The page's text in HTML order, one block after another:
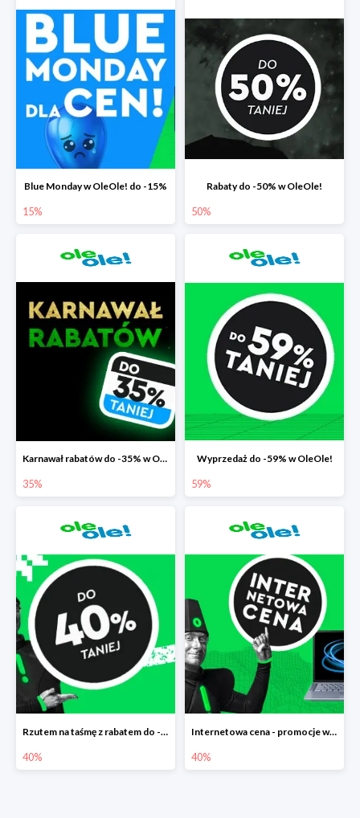
Blue Monday w OleOle! do -15%
15%
Rabaty do -50% w OleOle!
50%
Karnawał rabatów do -35% w OleOle!
35%
Wyprzedaż do -59% w OleOle!
59%
Rzutem na taśmę z rabatem do -40%
40%
Internetowa cena - promocje w Ole Ole! do -40%
40%